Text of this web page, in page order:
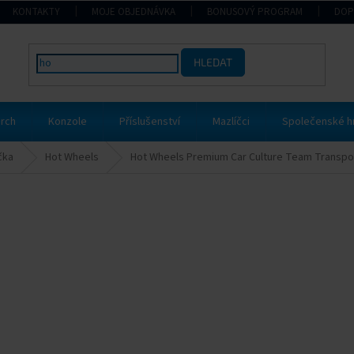
KONTAKTY MOJE OBJEDNÁVKA BONUSOVÝ PROGRAM
HLEDAT
Konzole Příslušenství Mazlíčci Společenské
Hot Wheels Hot Wheels Premium Car Culture Team